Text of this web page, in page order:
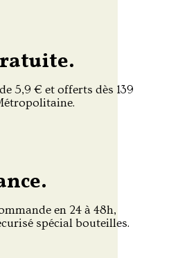
5,9 € et offerts dès 139
en 24 à 48h,
spécial bouteilles.